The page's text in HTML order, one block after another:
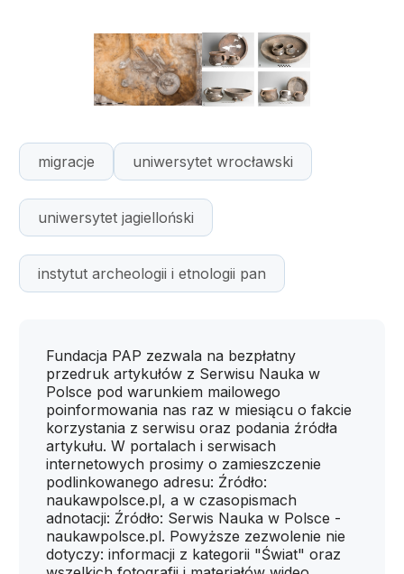
migracje uniwersytet wrocławski
uniwersytet jagielloński
instytut archeologii i etnologii pan
Fundacja PAP zezwala na bezpłatny
przedruk artykułów z Serwisu Nauka w
Polsce pod warunkiem mailowego
poinformowania nas raz w miesiącu o fakcie
korzystania z serwisu oraz podania źródła
artykułu. W portalach i serwisach
internetowych prosimy o zamieszczenie
podlinkowanego adresu: Źródło:
naukawpolsce.pl, a w czasopismach
adnotacji: Źródło: Serwis Nauka w Polsce -
naukawpolsce.pl. Powyższe zezwolenie nie
dotyczy: informacji z kategorii "Świat" oraz